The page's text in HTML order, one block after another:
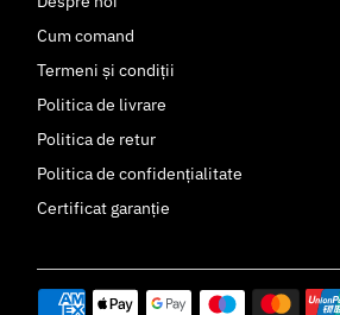
Cum comand
Termeni și condiții
Politica de livrare
Politica de retur
Politica de confidențialitate
Certificat garanție